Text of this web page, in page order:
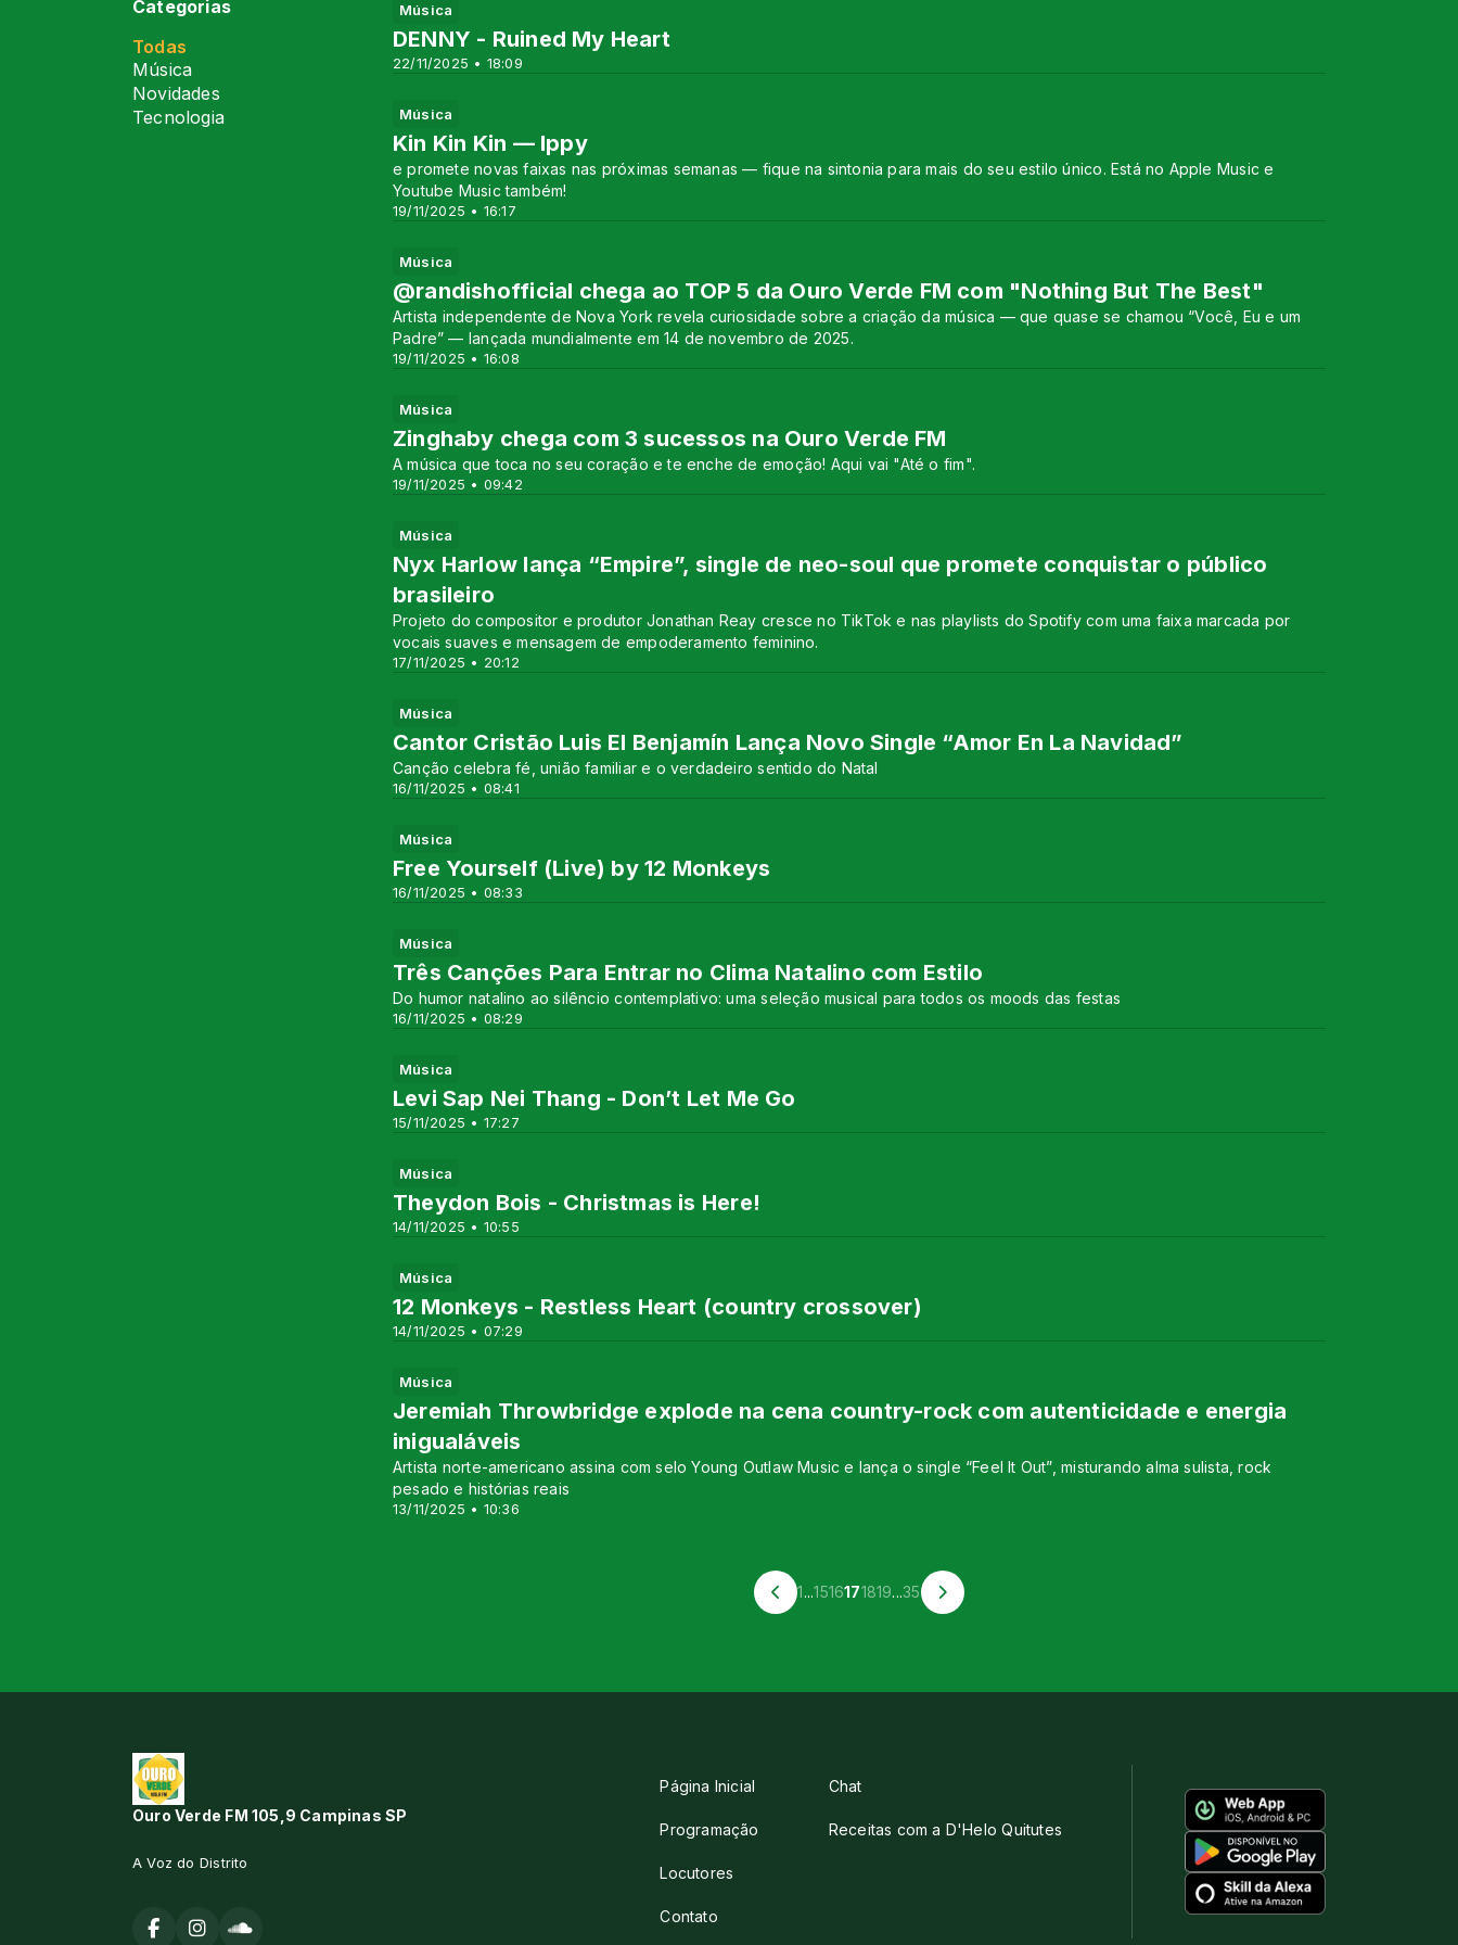
Categorias
Todas
Música
Novidades
Tecnologia
Música
22/11/2025 • 18:09
DENNY - Ruined My Heart
Música
19/11/2025 • 16:17
Kin Kin Kin — Ippy
e promete novas faixas nas próximas semanas — fique na sintonia para mais do seu estilo único. Está no Apple Music e
Youtube Music também!
Música
19/11/2025 • 16:08
@randishofficial chega ao TOP 5 da Ouro Verde FM com "Nothing But The Best"
Artista independente de Nova York revela curiosidade sobre a criação da música — que quase se chamou “Você, Eu e um
Padre” — lançada mundialmente em 14 de novembro de 2025.
Música
19/11/2025 • 09:42
Zinghaby chega com 3 sucessos na Ouro Verde FM
A música que toca no seu coração e te enche de emoção! Aqui vai "Até o fim".
Música
17/11/2025 • 20:12
Nyx Harlow lança “Empire”, single de neo-soul que promete conquistar o público
brasileiro
Projeto do compositor e produtor Jonathan Reay cresce no TikTok e nas playlists do Spotify com uma faixa marcada por
vocais suaves e mensagem de empoderamento feminino.
Música
16/11/2025 • 08:41
Cantor Cristão Luis El Benjamín Lança Novo Single “Amor En La Navidad”
Canção celebra fé, união familiar e o verdadeiro sentido do Natal
Música
16/11/2025 • 08:33
Free Yourself (Live) by 12 Monkeys
Música
16/11/2025 • 08:29
Três Canções Para Entrar no Clima Natalino com Estilo
Do humor natalino ao silêncio contemplativo: uma seleção musical para todos os moods das festas
Música
15/11/2025 • 17:27
Levi Sap Nei Thang - Don’t Let Me Go
Música
14/11/2025 • 10:55
Theydon Bois - Christmas is Here!
Música
14/11/2025 • 07:29
12 Monkeys - Restless Heart (country crossover)
Música
13/11/2025 • 10:36
Jeremiah Throwbridge explode na cena country-rock com autenticidade e energia
inigualáveis
Artista norte-americano assina com selo Young Outlaw Music e lança o single “Feel It Out”, misturando alma sulista, rock
pesado e histórias reais
1...1516171819...35
Ouro Verde FM 105,9 Campinas SP
A Voz do Distrito
Página Inicial
Programação
Locutores
Contato
Chat
Receitas com a D'Helo Quitutes